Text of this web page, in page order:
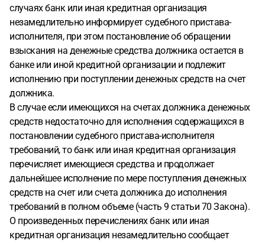
случаях банк или иная кредитная организация
незамедлительно информирует судебного пристава-
исполнителя, при этом постановление об обращении
взыскания на денежные средства должника остается в
банке или иной кредитной организации и подлежит
исполнению при поступлении денежных средств на счет
должника.
В случае если имеющихся на счетах должника денежных
средств недостаточно для исполнения содержащихся в
постановлении судебного пристава-исполнителя
требований, то банк или иная кредитная организация
перечисляет имеющиеся средства и продолжает
дальнейшее исполнение по мере поступления денежных
средств на счет или счета должника до исполнения
требований в полном объеме (часть 9 статьи 70 Закона).
О произведенных перечислениях банк или иная
кредитная организация незамедлительно сообщает